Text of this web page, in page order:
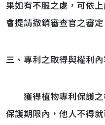
果如有不服之處，可依
會提請撤銷審查官之審定
三、專利之取得與權利內
獲得植物專利保護之
保護期限內，他人不得